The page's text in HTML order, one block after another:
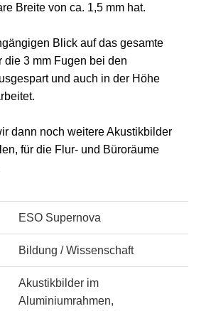
ESO Supernova
Bildung / Wissenschaft
Akustikbilder im
Aluminiumrahmen,
Breite von ca. 1,5 mm hat.
Blick auf das gesamte
die 3 mm Fugen bei den
und auch in der Höhe
dann noch weitere Akustikbilder
für die Flur- und Büroräume